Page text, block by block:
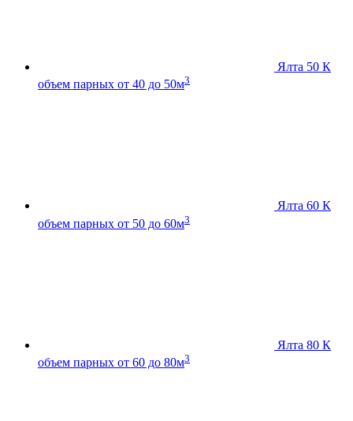
Ялта 50 К
объем парных от 40 до 50м3
Ялта 60 К
объем парных от 50 до 60м3
Ялта 80 К
объем парных от 60 до 80м3